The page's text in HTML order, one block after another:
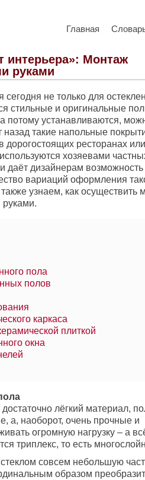
Главная
интерьера»: Монтаж
руками
не только для
стильные и оригинальные
потому устанавливаются,
такие напольные
дорогостоящих ресторанах
хозяевами
даёт дизайнерам возможность
вариаций оформления
узнаем, как осуществить
руками.
пола
полов
каркаса
плиткой
окна
лёгкий материал,
а, наоборот, очень прочные и
огромную нагрузку – а
триплекс, то есть
совсем небольшую
образом